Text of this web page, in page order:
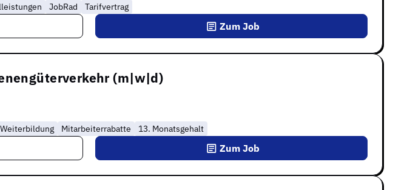
JobRad Tarifvertrag
Zum Job
(m|w|d)
Weiterbildung Mitarbeiterrabatte 13. Monatsgehalt
Zum Job